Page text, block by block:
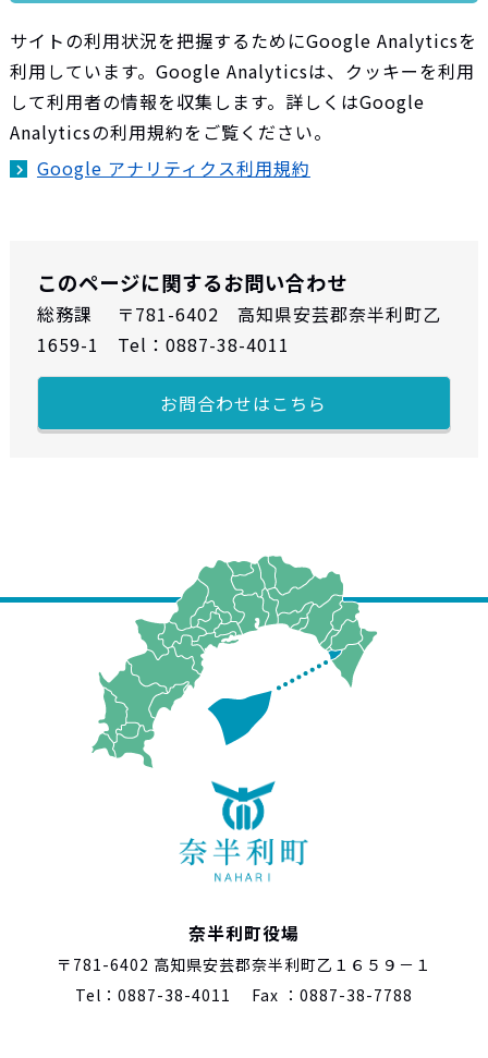
サイトの利用状況を把握するためにGoogle Analyticsを
利用しています。Google Analyticsは、クッキーを利用
して利用者の情報を収集します。詳しくはGoogle
Analyticsの利用規約をご覧ください。
Google アナリティクス利用規約
このページに関するお問い合わせ
総務課 〒781-6402 高知県安芸郡奈半利町乙
1659-1 Tel：0887-38-4011
お問合わせはこちら
奈半利町役場
〒781-6402 高知県安芸郡奈半利町乙１６５９－１
Tel：0887-38-4011 Fax ：0887-38-7788